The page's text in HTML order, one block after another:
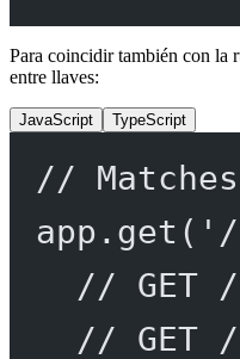
Para coincidir también con la
entre llaves:
JavaScript TypeScript
//
app. get ( '/
// GET
// GET